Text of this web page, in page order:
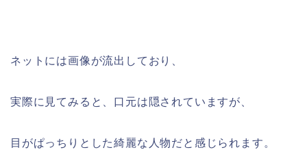
ネットには画像が流出しており、
実際に見てみると、口元は隠されていますが、
目がぱっちりとした綺麗な人物だと感じられます。